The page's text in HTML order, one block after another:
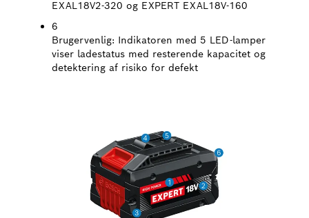
EXAL18V2-320 og EXPERT EXAL18V-160
6
Brugervenlig: Indikatoren med 5 LED-lamper
viser ladestatus med resterende kapacitet og
detektering af risiko for defekt